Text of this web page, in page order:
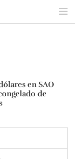
en SAO
de